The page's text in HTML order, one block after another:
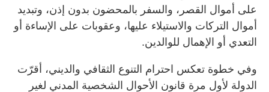
على أموال القصر، والسفر بالمحضون بدون إذن، وتبديد
أموال التركات والاستيلاء عليها، وعقوبات على الإساءة أو
التعدي أو الإهمال للوالدين.
وفي خطوة تعكس احترام التنوع الثقافي والديني، أقرّت
الدولة لأول مرة قانون الأحوال الشخصية المدني لغير